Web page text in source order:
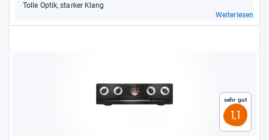
Tolle Optik, star­ker Klang
Weiterlesen
Sehr gut
1,1